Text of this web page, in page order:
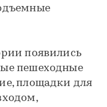
появились
пешеходные
площадки для